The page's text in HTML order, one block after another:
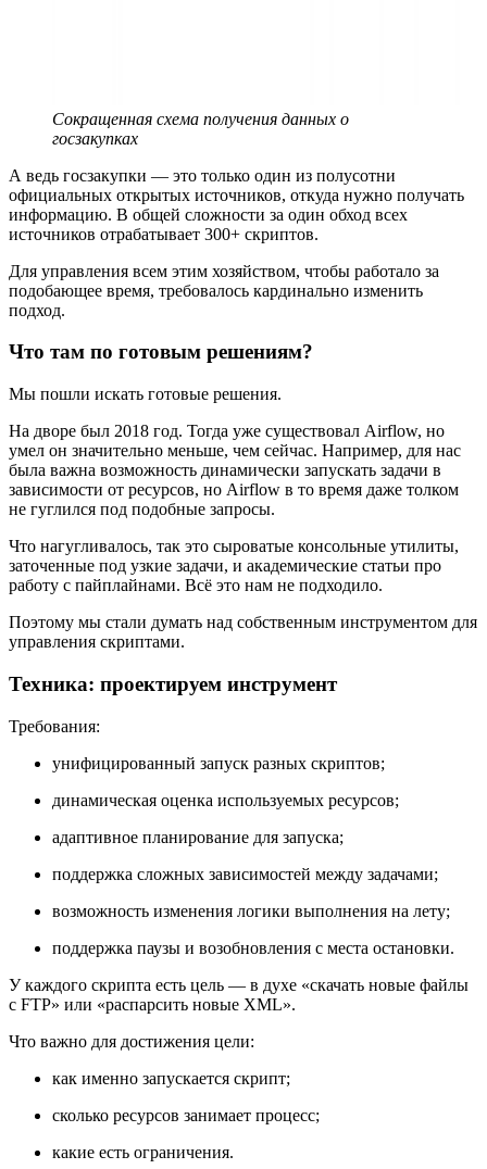
Сокращенная схема получения данных о
госзакупках
А ведь госзакупки — это только один из полусотни
официальных открытых источников, откуда нужно получать
информацию. В общей сложности за один обход всех
источников отрабатывает 300+ скриптов.
Для управления всем этим хозяйством, чтобы работало за
подобающее время, требовалось кардинально изменить
подход.
Что там по готовым решениям?
Мы пошли искать готовые решения.
На дворе был 2018 год. Тогда уже существовал Airflow, но
умел он значительно меньше, чем сейчас. Например, для нас
была важна возможность динамически запускать задачи в
зависимости от ресурсов, но Airflow в то время даже толком
не гуглился под подобные запросы.
Что нагугливалось, так это сыроватые консольные утилиты,
заточенные под узкие задачи, и академические статьи про
работу с пайплайнами. Всё это нам не подходило.
Поэтому мы стали думать над собственным инструментом для
управления скриптами.
Техника: проектируем инструмент
Требования:
унифицированный запуск разных скриптов;
динамическая оценка используемых ресурсов;
адаптивное планирование для запуска;
поддержка сложных зависимостей между задачами;
возможность изменения логики выполнения на лету;
поддержка паузы и возобновления с места остановки.
У каждого скрипта есть цель — в духе «скачать новые файлы
с FTP» или «распарсить новые XML».
Что важно для достижения цели:
как именно запускается скрипт;
сколько ресурсов занимает процесс;
какие есть ограничения.